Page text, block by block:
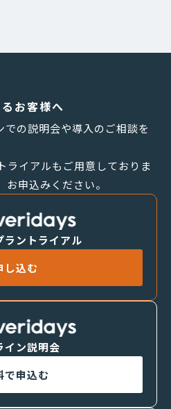
お客様へ
の説明会や導入のご相談を
ライアルもご用意しておりま
申込みください。
ラントライアル
し込む
イン説明会
で申込む